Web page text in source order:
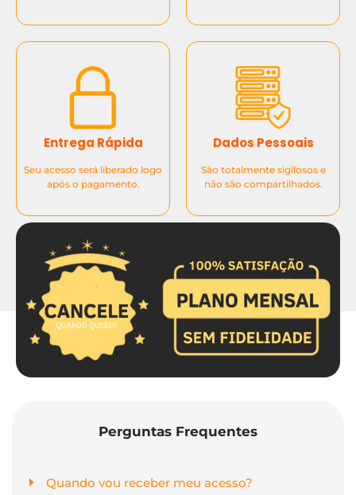
Entrega Rápida
Seu acesso será liberado logo
após o pagamento.
Dados Pessoais
São totalmente sigilosos e
não são compartilhados.
Perguntas Frequentes
Quando vou receber meu acesso?